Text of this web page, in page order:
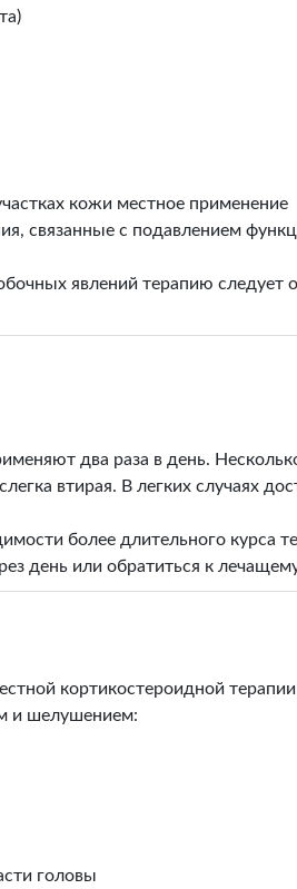
кожи местное применение
связанные с подавлением
явлений терапию следует
два раза в день.
втирая. В легких случаях
более длительного курса
день или обратиться к
кортикостероидной
и шелушением:
головы